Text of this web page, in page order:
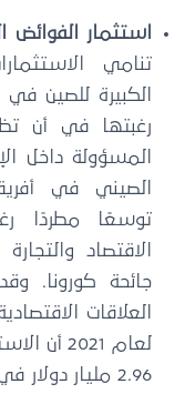
استثمار الفوائض
تنامي
الكبيرة للصين في
رغبتها في أن
المسؤولة داخل
الصيني في
توسعًا مطردًا
الاقتصاد
جائحة كورونا.
العلاقات
لعام 2021